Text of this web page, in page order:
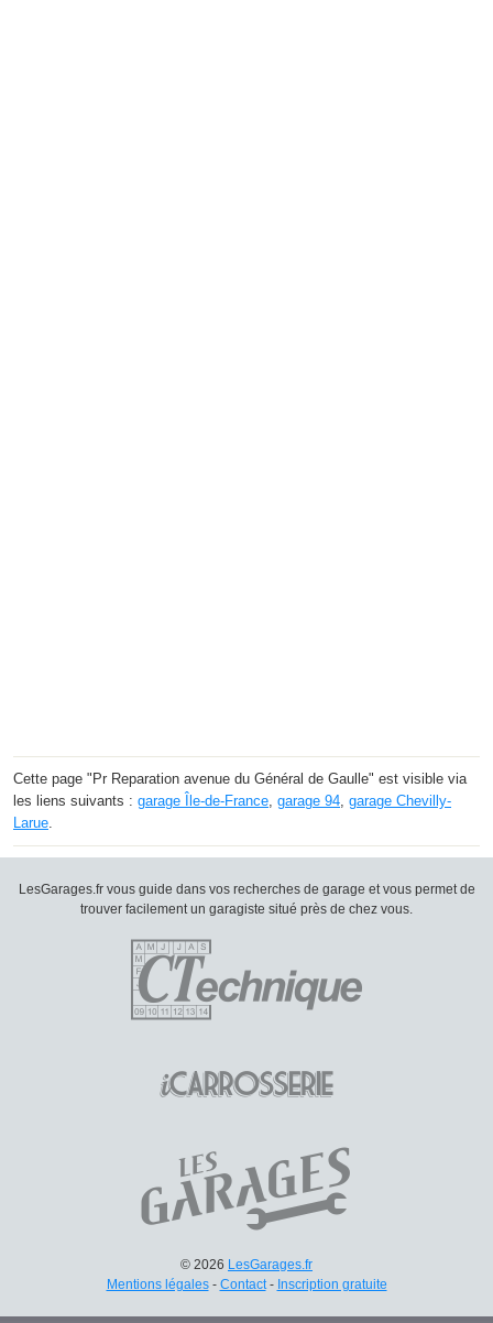
Cette page "Pr Reparation avenue du Général de Gaulle" est visible via
les liens suivants : garage Île-de-France garage 94 garage Chevilly-
Larue
LesGarages.fr vous guide dans vos recherches de garage et vous permet de
trouver facilement un garagiste situé près de chez vous.
© 2026 LesGarages.fr
Mentions légales- Contact- Inscription gratuite